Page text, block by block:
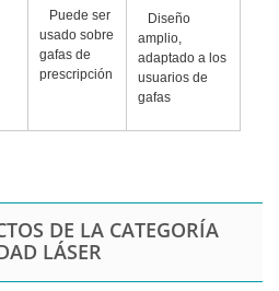
Puede ser
usado sobre
gafas de
prescripción
Diseño
amplio,
adaptado a los
usuarios de
gafas
DE LA CATEGORÍA
LÁSER